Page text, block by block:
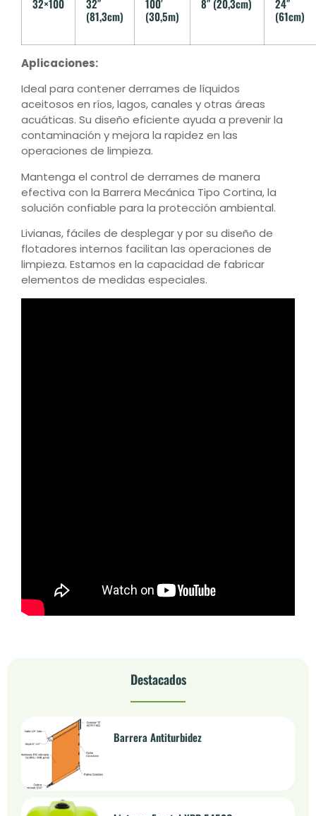
32×100
32″
(81,3cm)
100′
(30,5m)
8″ (20,3cm)
24″
(61cm)
Aplicaciones:
Ideal para contener derrames de líquidos
aceitosos en ríos, lagos, canales y otras áreas
acuáticas. Su diseño eficiente ayuda a prevenir la
contaminación y mejora la rapidez en las
operaciones de limpieza.
Mantenga el control de derrames de manera
efectiva con la Barrera Mecánica Tipo Cortina, la
solución confiable para la protección ambiental.
Livianas, fáciles de desplegar y por su diseño de
flotadores internos facilitan las operaciones de
limpieza. Estamos en la capacidad de fabricar
elementos de medidas especiales.
Destacados
Barrera Antiturbidez